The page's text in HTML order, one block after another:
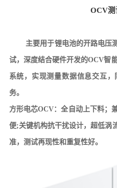
OCV测
主要用于锂电池的开路电压测
试，深度结合硬件开发的OCV智
系统，实现测量数据信息交互
务。
方形电芯OCV：全自动上下料；
便;关键机构抗干扰设计，超低涡
准，测试再现性和重复性好。